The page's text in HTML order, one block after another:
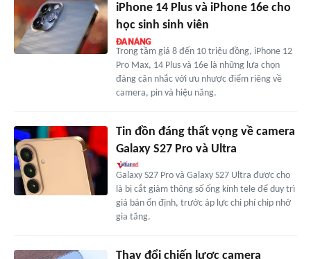
iPhone 14 Plus và iPhone 16e cho
học sinh sinh viên
Trong tầm giá 8 đến 10 triệu đồng, iPhone 12
Pro Max, 14 Plus và 16e là những lựa chọn
đáng cân nhắc với ưu nhược điểm riêng về
camera, pin và hiệu năng.
Tin đồn đáng thất vọng về camera
Galaxy S27 Pro và Ultra
Galaxy S27 Pro và Galaxy S27 Ultra được cho
là bị cắt giảm thông số ống kính tele để duy trì
giá bán ổn định, trước áp lực chi phí chip nhớ
gia tăng.
Thay đổi chiến lược camera